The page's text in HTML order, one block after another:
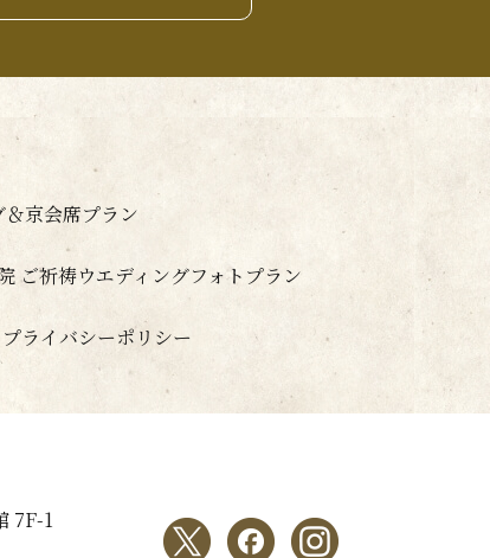
京会席プラン
ご祈祷ウエディングフォトプラン
プライバシーポリシー
7F-1